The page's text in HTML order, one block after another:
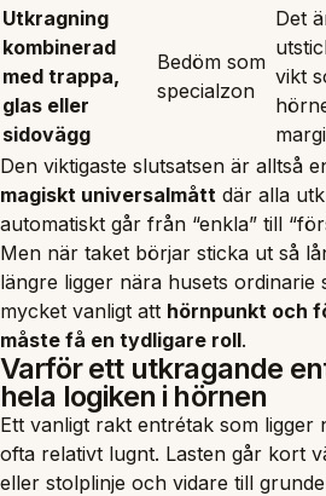
Utkragning
kombinerad
med trappa,
glas eller
sidovägg
Bedöm som
specialzon
Det
vikt
Den viktigaste slutsatsen är alltså
magiskt universalmått där alla
automatiskt går från “enkla” till
Men när taket börjar sticka ut så
längre ligger nära husets ordinarie
mycket vanligt att hörnpunkt och
måste få en tydligare roll.
Varför ett utkragande
hela logiken i hörnen
Ett vanligt rakt entrétak som ligger
ofta relativt lugnt. Lasten går kort
eller stolplinje och vidare till